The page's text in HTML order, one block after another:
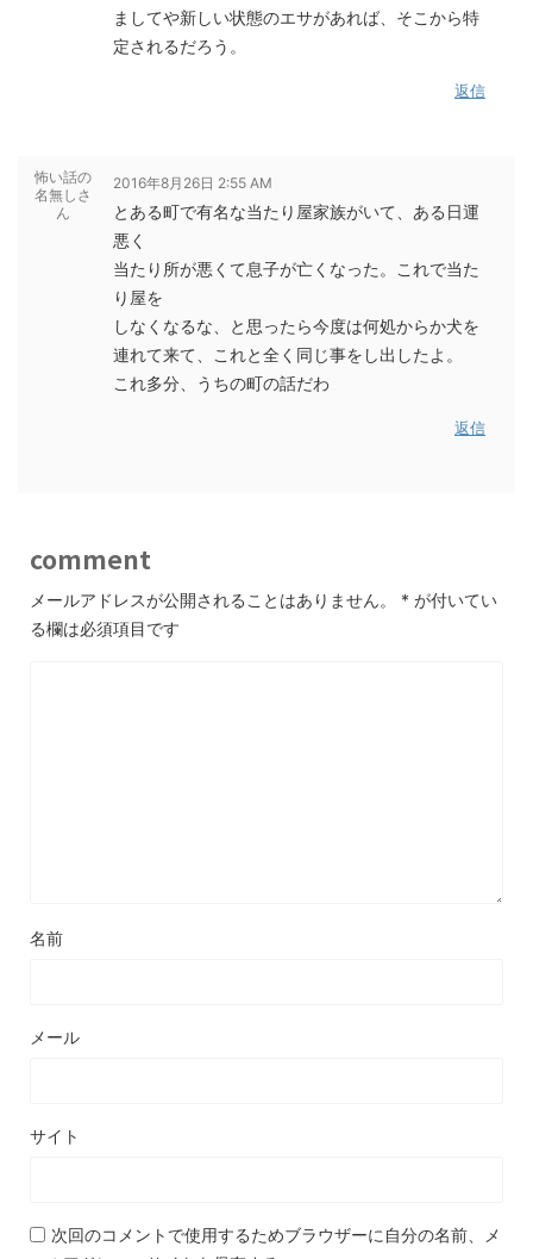
ましてや新しい状態のエサがあれば、そこから特
定されるだろう。
返信
怖い話の
名無しさ
ん
2016年8月26日 2:55 AM
とある町で有名な当たり屋家族がいて、ある日運
悪く
当たり所が悪くて息子が亡くなった。これで当た
り屋を
しなくなるな、と思ったら今度は何処からか犬を
連れて来て、これと全く同じ事をし出したよ。
これ多分、うちの町の話だわ
返信
comment
メールアドレスが公開されることはありません。 * が付いてい
る欄は必須項目です
名前
メール
サイト
次回のコメントで使用するためブラウザーに自分の名前、メ